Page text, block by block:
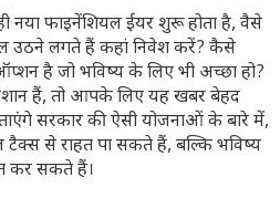
नया फाइनेंशियल ईयर शुरू होता है, वैसे
उठने लगते हैं कहां निवेश करें? कैसे
है जो भविष्य के लिए भी अच्छा हो?
हैं, तो आपके लिए यह खबर बेहद
सरकार की ऐसी योजनाओं के बारे में,
से राहत पा सकते हैं, बल्कि भविष्य
कर सकते हैं।